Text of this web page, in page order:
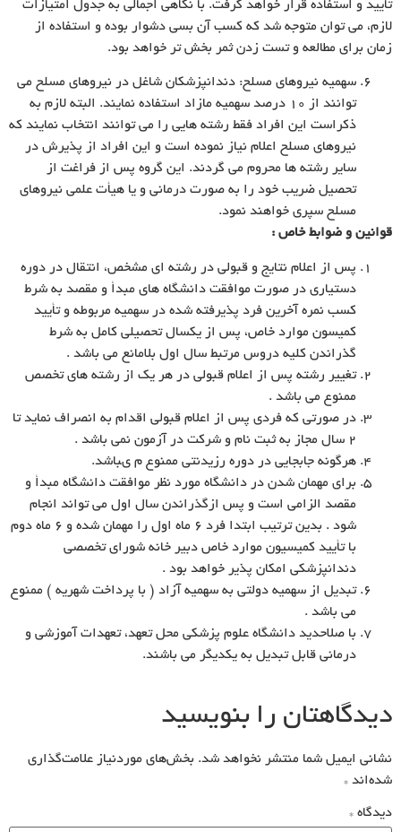
تأیید و استفاده قرار خواهد گرفت. با نگاهى اجمالى به جدول امتیازات
لازم، مى توان متوجه شد که کسب آن بسى دشوار بوده و استفاده از
زمان براى مطالعه و تست زدن ثمر بخش تر خواهد بود.
سهمیه نیروهاى مسلح: دندانپزشکان شاغل در نیروهاى مسلح مى
توانند از ۱۰ درصد سهمیه مازاد استفاده نمایند. البته لازم به
ذکراست این افراد فقط رشته هایى را مى توانند انتخاب نمایند که
نیروهاى مسلح اعلام نیاز نموده است و این افراد از پذیرش در
سایر رشته ها محروم مى گردند. این گروه پس از فراغت از
تحصیل ضریب خود را به صورت درمانى و یا هیأت علمى نیروهاى
مسلح سپرى خواهند نمود.
قوانین و ضوابط خاص :
پس از اعلام نتایج و قبولى در رشته اى مشخص، انتقال در دوره
دستیارى در صورت موافقت دانشگاه هاى مبدأ و مقصد به شرط
کسب نمره آخرین فرد پذیرفته شده در سهمیه مربوطه و تأیید
کمیسون موارد خاص، پس از یکسال تحصیلى کامل به شرط
گذراندن کلیه دروس مرتبط سال اول بلامانع مى باشد .
تغییر رشته پس از اعلام قبولى در هر یک از رشته هاى تخصص
ممنوع مى باشد .
در صورتى که فردى پس از اعلام قبولى اقدام به انصراف نماید تا
۲ سال مجاز به ثبت نام و شرکت در آزمون نمى باشد .
هرگونه جابجایى در دوره رزیدنتى ممنوع م ىباشد.
براى مهمان شدن در دانشگاه مورد نظر موافقت دانشگاه مبدأ و
مقصد الزامى است و پس ازگذراندن سال اول مى تواند انجام
شود . بدین ترتیب ابتدا فرد ۶ ماه اول را مهمان شده و ۶ ماه دوم
با تأیید کمیسیون موارد خاص دبیر خانه شوراى تخصصى
دندانپزشکى امکان پذیر خواهد بود .
تبدیل از سهمیه دولتى به سهمیه آزاد ( با پرداخت شهریه ) ممنوع
مى باشد .
با صلاحدید دانشگاه علوم پزشکى محل تعهد، تعهدات آموزشى و
درمانى قابل تبدیل به یکدیگر مى باشند.
دیدگاهتان را بنویسید
نشانی ایمیل شما منتشر نخواهد شد. بخش‌های موردنیاز علامت‌گذاری
شده‌اند *
دیدگاه *